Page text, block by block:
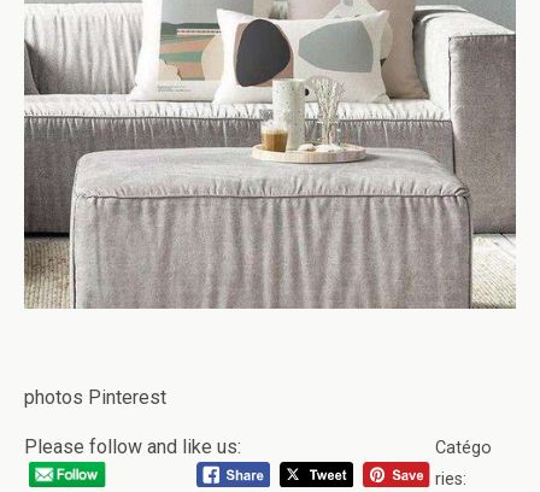
photos Pinterest
Please follow and like us:
Catégo
ries: